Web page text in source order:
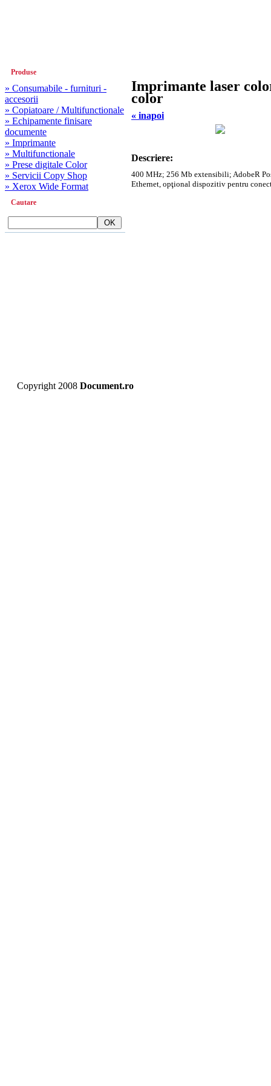
Produse
» Consumabile - furnituri -
accesorii
» Copiatoare / Multifunctionale
» Echipamente finisare
documente
» Imprimante
» Multifunctionale
» Prese digitale Color
» Servicii Copy Shop
» Xerox Wide Format
Cautare
Imprimante laser
color
« inapoi
Descriere:
400 MHz; 256 Mb extensibili; AdobeR
Ethernet, opţional dispozitiv pentru
Copyright 2008 Document.ro